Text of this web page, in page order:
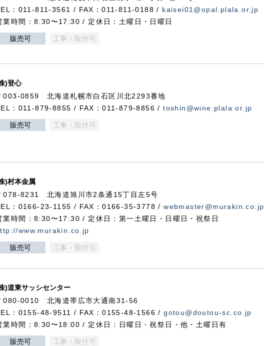
：011-811-3561 / FAX：011-811-0188 / kaisei01@opal.plala.or.jp
業時間：8:30〜17:30 / 定休日：土曜日・日曜日
販売可 工事・取付可
)登心
003-0859 北海道札幌市白石区川北2293番地
：011-879-8855 / FAX：011-879-8856 /toshin@wine.plala.or.jp
販売可 工事・取付可
)村本金属
078-8231 北海道旭川市2条通15丁目左5号
：0166-23-1155 / FAX：0166-35-3778 /webmaster@murakin.co.jp
業時間：8:30〜17:30 / 定休日：第一土曜日・日曜日・祝祭日
www.murakin.co.jp
販売可 工事・取付可
)道東サッシセンター
080-0010 北海道帯広市大通南31-56
：0155-48-9511 / FAX：0155-48-1566 /gotou@doutou-sc.co.jp
業時間：8:30〜18:00 / 定休日：日曜日・祝祭日・他・土曜日有
販売可 工事・取付可